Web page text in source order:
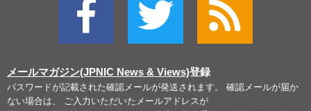
メールマガジン(JPNIC News & Views)登録
パスワードが記載された確認メールが発送されます。 確認メールが届か
ない場合は、 ご入力いただいたメールアドレスが